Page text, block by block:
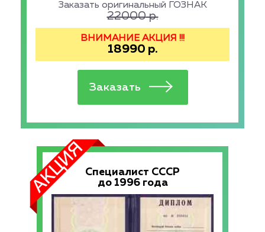
Заказать оригинальный ГОЗНАК
22000р.
ВНИМАНИЕ АКЦИЯ !!!
18990 р.
Специалист СССР
до 1996 года